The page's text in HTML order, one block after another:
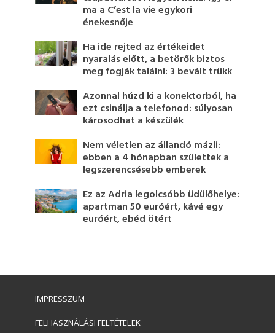
ma a C’est la vie egykori
énekesnője
Ha ide rejted az értékeidet
nyaralás előtt, a betörők biztos
meg fogják találni: 3 bevált trükk
Azonnal húzd ki a konektorból, ha
ezt csinálja a telefonod: súlyosan
károsodhat a készülék
Nem véletlen az állandó mázli:
ebben a 4 hónapban születtek a
legszerencsésebb emberek
Ez az Adria legolcsóbb üdülőhelye:
apartman 50 euróért, kávé egy
euróért, ebéd ötért
IMPRESSZUM
FELHASZNÁLÁSI FELTÉTELEK